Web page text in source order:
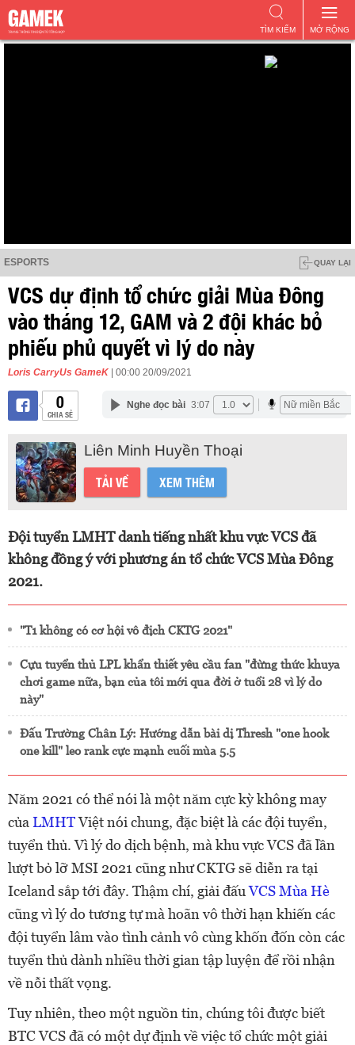
MỞ RỘNG
TÌM KIẾM
ESPORTS QUAY LẠI
VCS dự định tổ chức giải Mùa Đông
vào tháng 12, GAM và 2 đội khác bỏ
phiếu phủ quyết vì lý do này
Loris CarryUs GameK | 00:00 20/09/2021
0
CHIA SẺ
Nghe đọc bài 3:07
Liên Minh Huyền Thoại
TẢI VỀ XEM THÊM
Đội tuyển LMHT danh tiếng nhất khu vực VCS đã
không đồng ý với phương án tổ chức VCS Mùa Đông
2021.
"T1 không có cơ hội vô địch CKTG 2021"
Cựu tuyển thủ LPL khẩn thiết yêu cầu fan "đừng thức khuya
chơi game nữa, bạn của tôi mới qua đời ở tuổi 28 vì lý do
này"
Đấu Trường Chân Lý: Hướng dẫn bài dị Thresh "one hook
one kill" leo rank cực mạnh cuối mùa 5.5
Năm 2021 có thể nói là một năm cực kỳ không may
của LMHTViệt nói chung, đặc biệt là các đội tuyển,
tuyển thủ. Vì lý do dịch bệnh, mà khu vực VCS đã lần
lượt bỏ lỡ MSI 2021 cũng như CKTG sẽ diễn ra tại
Iceland sắp tới đây. Thậm chí, giải đấuVCS Mùa Hè
cũng vì lý do tương tự mà hoãn vô thời hạn khiến các
đội tuyển lâm vào tình cảnh vô cùng khốn đốn còn các
tuyển thủ dành nhiều thời gian tập luyện để rồi nhận
về nỗi thất vọng.
Tuy nhiên, theo một nguồn tin, chúng tôi được biết
BTC VCS đã có một dự định về việc tổ chức một giải